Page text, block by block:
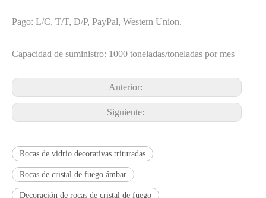
Pago: L/C, T/T, D/P, PayPal, Western Union.
Capacidad de suministro: 1000 toneladas/toneladas por mes
Anterior:
Siguiente:
Rocas de vidrio decorativas trituradas
Rocas de cristal de fuego ámbar
Decoración de rocas de cristal de fuego